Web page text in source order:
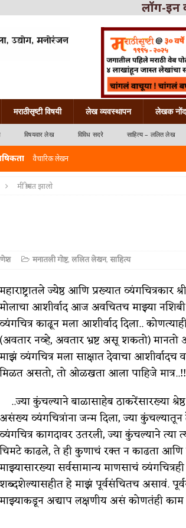
लॉग-इन
मराठीसृष्टी विषयी लेख व्यवस्थापन लेखक
विषयवार लेख विविध सदरे साहित्य – ललित लेख
वैचारिक लेखन
चारोळी-वात्रटिका
(COPPER)
कविता-गझल-चारोळी-वात्रटिका
गझल-चारोळी-वात्रटिका
कविता-गझल-चारोळी-वात्रटिका
कविता-गझल-चारोळी-वात्रटिका
चारोळी-वात्रटिका
ध्यास : डॉ. राहुल जोशी युवा-विश्व
धोका टळला असे नाही! आरोग्य
महत्त्वाच्या घटना दिनविशेष
मी श्रीमंत झालो
मनातली गोष्ट,ललित लेखन,साहित्य
महाराष्ट्रातले ज्येष्ठ आणि प्रख्यात व्यंगचित्रकार
मोलाचा आशीर्वाद आज अवचितच माझ्या
व्यंगचित्र काढून मला आशीर्वाद दिला..
(अवतार नव्हे, अवतार भ्रष्ट असू शकतो)
माझं व्यंगचित्र मला साक्षात देवाचा
मिळत असतो, तो ओळखता आला पाहिजे मात्र..!!
..ज्या कुंचल्याने बाळासाहेब ठाकरेंसारख्या
असंख्य व्यंगचित्रांना जन्म दिला, ज्या कुंचल्यातून
व्यंगचित्र कागदावर उतरली, ज्या कुंचल्याने त्या
चिमटे काढले, ते ही कुणाचं रक्त न काढता
माझ्यासारख्या सर्वसामान्य माणसाचं
शब्दशेल्यासहीत हे माझं पूर्वसंचितच असावं.
माझ्याकडून अद्याप लक्षणीय असं कोणतंही काम